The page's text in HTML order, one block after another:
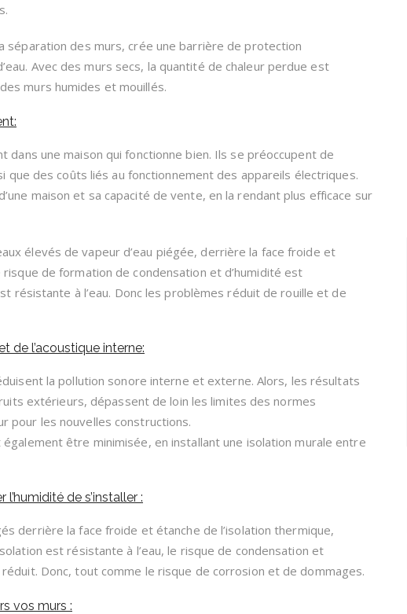
séparation des murs, crée une barrière de protection
Avec des murs secs, la quantité de chaleur perdue est
murs humides et mouillés.
dans une maison qui fonctionne bien. Ils se préoccupent de
que des coûts liés au fonctionnement des appareils électriques.
maison et sa capacité de vente, en la rendant plus efficace sur
élevés de vapeur d’eau piégée, derrière la face froide et
de formation de condensation et d’humidité est
résistante à l’eau. Donc les problèmes réduit de rouille et de
de l’acoustique interne:
la pollution sonore interne et externe. Alors, les résultats
extérieurs, dépassent de loin les limites des normes
pour les nouvelles constructions.
être minimisée, en installant une isolation murale entre
de s’installer :
derrière la face froide et étanche de l’isolation thermique,
est résistante à l’eau, le risque de condensation et
Donc, tout comme le risque de corrosion et de dommages.
vos murs :